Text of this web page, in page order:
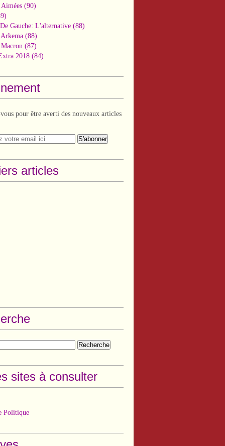
(90)
Gauche: L'alternative (88)
(88)
(87)
2018 (84)
pour être averti des nouveaux articles
articles
sites à consulter
Politique